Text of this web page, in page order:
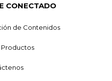
CONECTADO
de Contenidos
Productos